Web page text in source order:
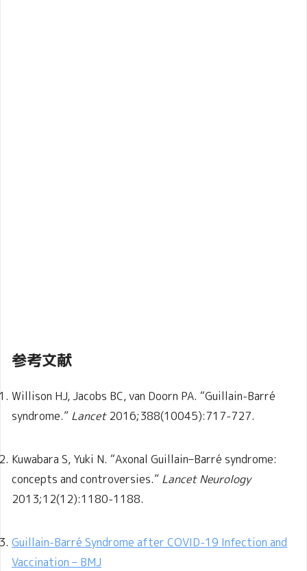
参考文献
Willison HJ, Jacobs BC, van Doorn PA. “Guillain-Barré
syndrome.” Lancet2016;388(10045):717-727.
Kuwabara S, Yuki N. “Axonal Guillain–Barré syndrome:
concepts and controversies.” Lancet Neurology
2013;12(12):1180-1188.
Guillain-Barré Syndrome after COVID-19 Infection and
Vaccination – BMJ